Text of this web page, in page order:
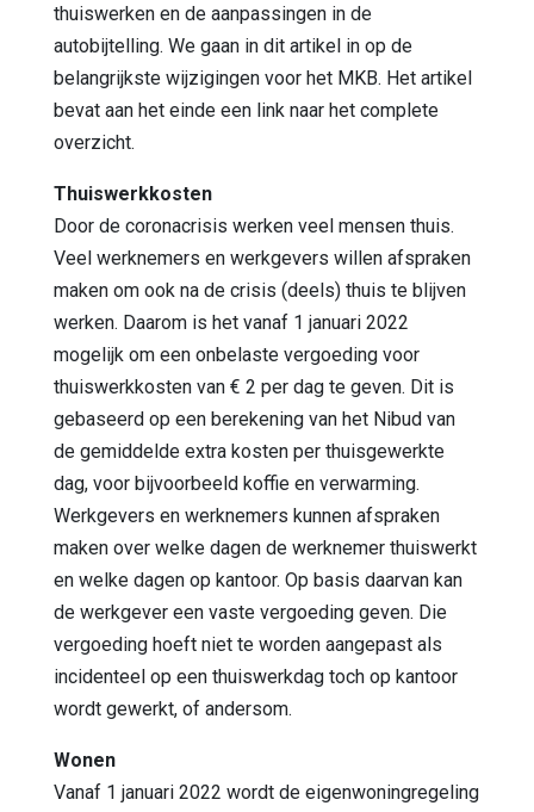
thuiswerken en de aanpassingen in de
autobijtelling. We gaan in dit artikel in op de
belangrijkste wijzigingen voor het MKB. Het artikel
bevat aan het einde een link naar het complete
overzicht.
Thuiswerkkosten
Door de coronacrisis werken veel mensen thuis.
Veel werknemers en werkgevers willen afspraken
maken om ook na de crisis (deels) thuis te blijven
werken. Daarom is het vanaf 1 januari 2022
mogelijk om een onbelaste vergoeding voor
thuiswerkkosten van € 2 per dag te geven. Dit is
gebaseerd op een berekening van het Nibud van
de gemiddelde extra kosten per thuisgewerkte
dag, voor bijvoorbeeld koffie en verwarming.
Werkgevers en werknemers kunnen afspraken
maken over welke dagen de werknemer thuiswerkt
en welke dagen op kantoor. Op basis daarvan kan
de werkgever een vaste vergoeding geven. Die
vergoeding hoeft niet te worden aangepast als
incidenteel op een thuiswerkdag toch op kantoor
wordt gewerkt, of andersom.
Wonen
Vanaf 1 januari 2022 wordt de eigenwoningregeling